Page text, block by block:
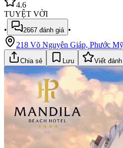
4.6
TUYỆT VỜI
•
2667 đánh giá •
218 Võ Nguyên Giáp, Phước
Chia sẻ Lưu Viết